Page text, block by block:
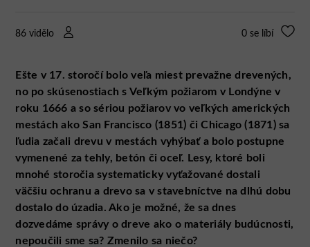
86 vidělo 0 se líbí
Ešte v 17. storočí bolo veľa miest prevažne drevených,
no po skúsenostiach s Veľkým požiarom v Londýne v
roku 1666 a so sériou požiarov vo veľkých amerických
mestách ako San Francisco (1851) či Chicago (1871) sa
ľudia začali drevu v mestách vyhýbať a bolo postupne
vymenené za tehly, betón či oceľ. Lesy, ktoré boli
mnohé storočia systematicky vyťažované dostali
väčšiu ochranu a drevo sa v stavebníctve na dlhú dobu
dostalo do úzadia. Ako je možné, že sa dnes
dozvedáme správy o dreve ako o materiály budúcnosti,
nepoučili sme sa? Zmenilo sa niečo?